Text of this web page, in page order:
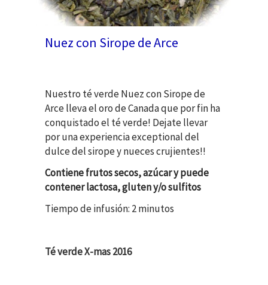
Nuez con Sirope de Arce
Nuestro té verde Nuez con Sirope de
Arce lleva el oro de Canada que por fin ha
conquistado el té verde! Dejate llevar
por una experiencia exceptional del
dulce del sirope y nueces crujientes!!
Contiene frutos secos, azúcar y puede
contener lactosa, gluten y/o sulfitos
Tiempo de infusión: 2 minutos
Té verde X-mas 2016